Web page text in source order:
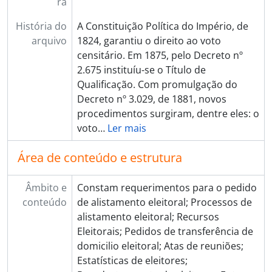
[Dossiê] BR ESAPEES BR ESAPEES JEL.61 - Caixa 61, 1905 - 1930
[Dossiê] BR ESAPEES BR ESAPEES JEL.62 - Caixa 62, 1916
[Dossiê] BR ESAPEES BR ESAPEES JEL.63 - Caixa 63, 1916
[Dossiê] BR ESAPEES BR ESAPEES JEL.64 - Caixa 64, 1916
[Dossiê] BR ESAPEES BR ESAPEES JEL.65 - Caixa 65, 1910 - 1930
[Dossiê] BR ESAPEES BR ESAPEES JEL.66 - Caixa 66, 1917 - 1930
[Dossiê] BR ESAPEES BR ESAPEES JEL.67 - Caixa 67, 1916
[Dossiê] BR ESAPEES BR ESAPEES JEL.68 - Caixa 68, 1918
[Dossiê] BR ESAPEES BR ESAPEES JEL.69 - Caixa 69, 1918- 1930
[Dossiê] BR ESAPEES BR ESAPEES JEL.70 - Caixa 70, 1918
[Dossiê] BR ESAPEES BR ESAPEES JEL.71 - Caixa 71, 1912 - 1930
[Dossiê] BR ESAPEES BR ESAPEES JEL.73 - Caixa 73, 1918 - 1930
[Dossiê] BR ESAPEES BR ESAPEES JEL.74 - Caixa 74, 1918 - 1930
[Dossiê] BR ESAPEES BR ESAPEES JEL.75 - Caixa 75, 1918 - 1930
[Dossiê] BR ESAPEES BR ESAPEES JEL.76 - Caixa 76, 1918 - 1930
[Dossiê] BR ESAPEES BR ESAPEES JEL.77 - Caixa 77, 1921
[Dossiê] BR ESAPEES BR ESAPEES JEL.78 - Caixa 78, 1921 - 1930
História do
arquivo
A Constituição Política do Império, de
1824, garantiu o direito ao voto
censitário. Em 1875, pelo Decreto nº
2.675 instituíu-se o Título de
Qualificação. Com promulgação do
Decreto nº 3.029, de 1881, novos
procedimentos surgiram, dentre eles: o
voto… Ler mais
Área de conteúdo e estrutura
Âmbito e
conteúdo
Constam requerimentos para o pedido
de alistamento eleitoral; Processos de
alistamento eleitoral; Recursos
Eleitorais; Pedidos de transferência de
domicilio eleitoral; Atas de reuniões;
Estatísticas de eleitores;